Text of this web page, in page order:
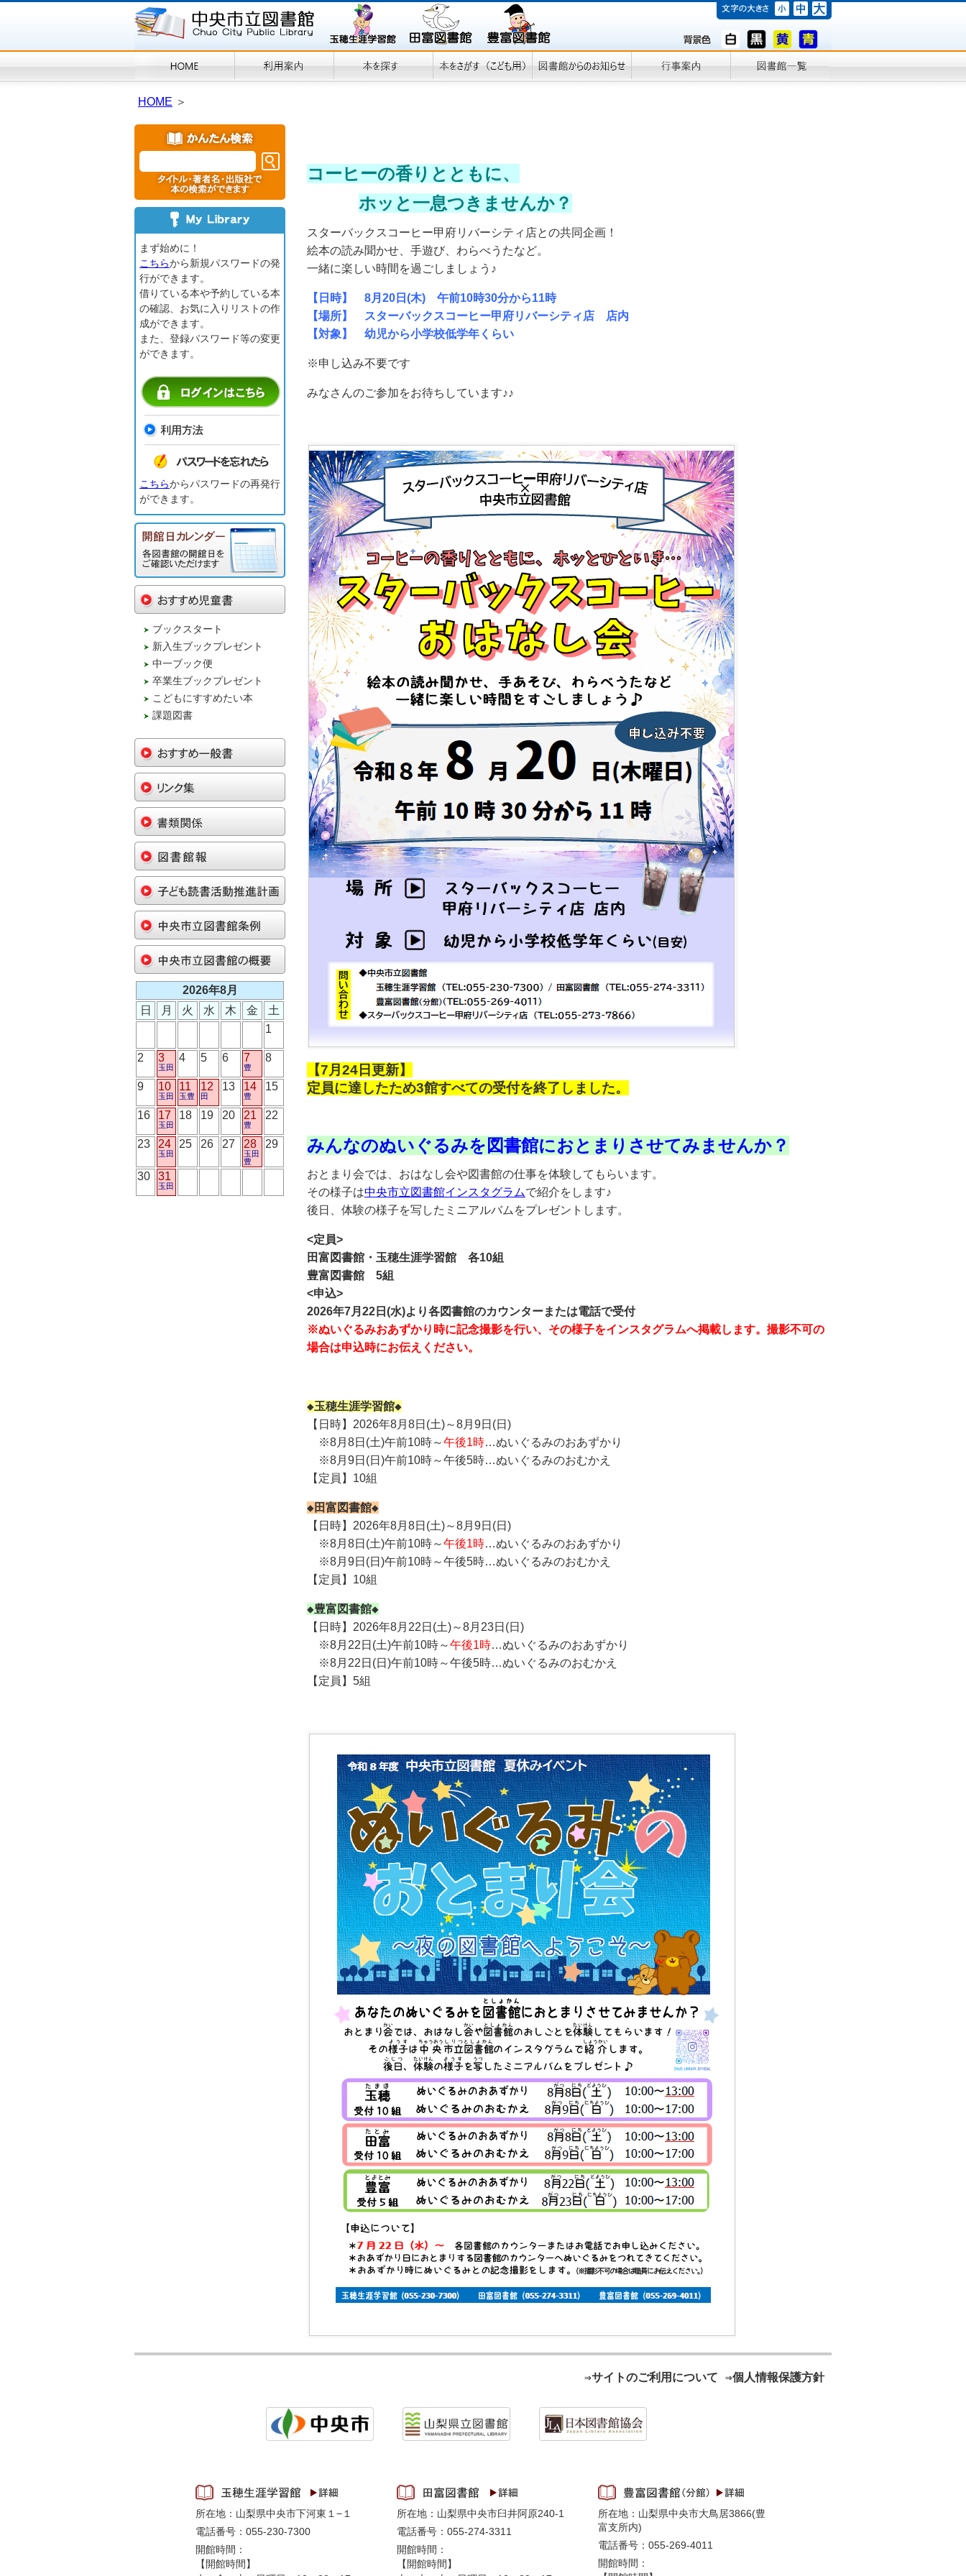
HOME ＞
コーヒーの香りとともに、
ホッと一息つきませんか？
スターバックスコーヒー甲府リバーシティ店との共同企画！
絵本の読み聞かせ、手遊び、わらべうたなど。
一緒に楽しい時間を過ごしましょう♪
【日時】 8月20日(木) 午前10時30分から11時
【場所】 スターバックスコーヒー甲府リバーシティ店 店内
【対象】 幼児から小学校低学年くらい
※申し込み不要です
みなさんのご参加をお待ちしています♪♪
【7月24日更新】
定員に達したため3館すべての受付を終了しました。
みんなのぬいぐるみを図書館におとまりさせてみませんか？
おとまり会では、おはなし会や図書館の仕事を体験してもらいます。
その様子は中央市立図書館インスタグラムで紹介をします♪
後日、体験の様子を写したミニアルバムをプレゼントします。
<定員>
田富図書館・玉穂生涯学習館 各10組
豊富図書館 5組
<申込>
2026年7月22日(水)より各図書館のカウンターまたは電話で受付
※ぬいぐるみおあずかり時に記念撮影を行い、その様子をインスタグラムへ掲載します。撮影不可の
場合は申込時にお伝えください。
◆玉穂生涯学習館◆
【日時】2026年8月8日(土)～8月9日(日)
※8月8日(土)午前10時～午後1時…ぬいぐるみのおあずかり
※8月9日(日)午前10時～午後5時…ぬいぐるみのおむかえ
【定員】10組
◆田富図書館◆
【日時】2026年8月8日(土)～8月9日(日)
※8月8日(土)午前10時～午後1時…ぬいぐるみのおあずかり
※8月9日(日)午前10時～午後5時…ぬいぐるみのおむかえ
【定員】10組
◆豊富図書館◆
【日時】2026年8月22日(土)～8月23日(日)
※8月22日(土)午前10時～午後1時…ぬいぐるみのおあずかり
※8月22日(日)午前10時～午後5時…ぬいぐるみのおむかえ
【定員】5組
まず始めに！
こちらから新規パスワードの発
行ができます。
借りている本や予約している本
の確認、お気に入りリストの作
成ができます。
また、登録パスワード等の変更
ができます。
こちらからパスワードの再発行
ができます。
ブックスタート
新入生ブックプレゼント
中一ブック便
卒業生ブックプレゼント
こどもにすすめたい本
課題図書
2026年8月
日
月 火 水 木 金
土
1
2 3
玉田
4 5 6 7
豊
8
9 10
玉田
11
玉豊
12
田
13 14
豊
15
16 17
玉田
18 19 20 21
豊
22
23 24
玉田
25 26 27 28
玉田
豊
29
30 31
玉田
⇒サイトのご利用について ⇒個人情報保護方針
所在地：山梨県中央市下河東１−１
電話番号：055-230-7300
開館時間：
【開館時間】
所在地：山梨県中央市臼井阿原240-1
電話番号：055-274-3311
開館時間：
【開館時間】
所在地：山梨県中央市大鳥居3866(豊
富支所内)
電話番号：055-269-4011
開館時間：